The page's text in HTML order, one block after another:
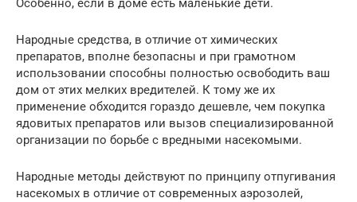
Особенно, если в доме есть маленькие дети.
Народные средства, в отличие от химических
препаратов, вполне безопасны и при грамотном
использовании способны полностью освободить ваш
дом от этих мелких вредителей. К тому же их
применение обходится гораздо дешевле, чем покупка
ядовитых препаратов или вызов специализированной
организации по борьбе с вредными насекомыми.
Народные методы действуют по принципу отпугивания
насекомых в отличие от современных аэрозолей,